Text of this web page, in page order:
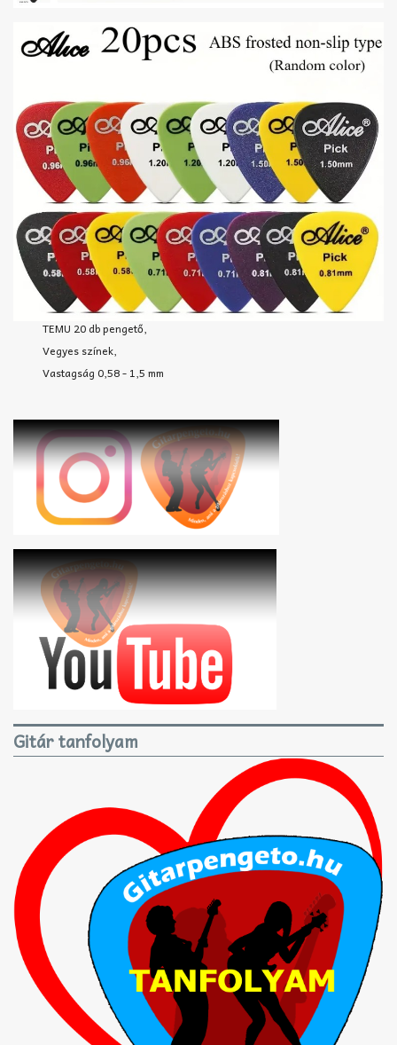
TEMU 20 db pengető,
Vegyes színek,
Vastagság 0,58 - 1,5 mm
Gitár tanfolyam